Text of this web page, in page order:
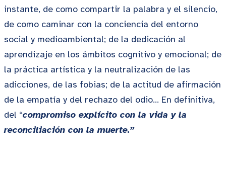
instante, de como compartir la palabra y el silencio,
de como caminar con la conciencia del entorno
social y medioambiental; de la dedicación al
aprendizaje en los ámbitos cognitivo y emocional; de
la práctica artística y la neutralización de las
adicciones, de las fobias; de la actitud de afirmación
de la empatía y del rechazo del odio… En definitiva,
del “compromiso explícito con la vida y la
reconciliación con la muerte.”